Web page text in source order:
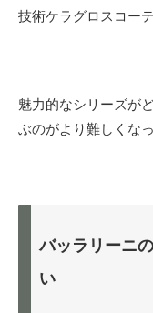
技術ケラグロスコー
魅力的なシリーズが
ぶのがより難しくな
バッラリーニ
い